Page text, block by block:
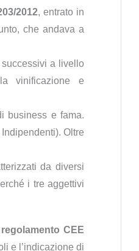
2012, entrato in
che andava a
a livello
vinificazione e
business e fama.
Oltre
da diversi
i tre aggettivi
regolamento CEE
e l’indicazione di